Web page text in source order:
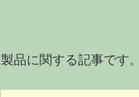
製品に関する記事です。